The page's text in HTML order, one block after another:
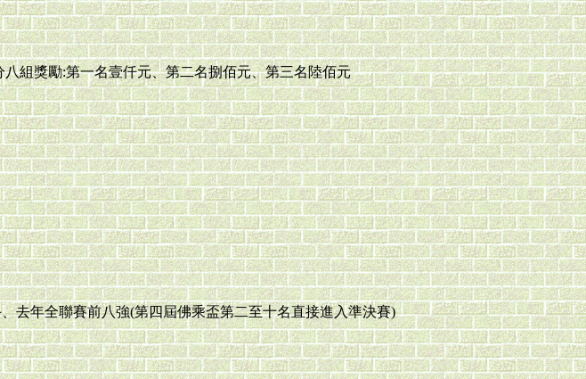
組獎勵:第一名壹仟元、第二名捌佰元、第三名陸佰元
去年全聯賽前八強(第四屆佛乘盃第二至十名直接進入準決賽)